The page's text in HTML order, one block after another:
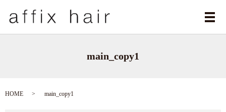
メ
main_copy1
HOME main_copy1